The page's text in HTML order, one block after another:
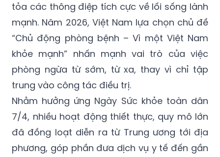
tỏa các thông điệp tích cực về lối sống lành
mạnh. Năm 2026, Việt Nam lựa chọn chủ đề
“Chủ động phòng bệnh – Vì một Việt Nam
khỏe mạnh” nhấn mạnh vai trò của việc
phòng ngừa từ sớm, từ xa, thay vì chỉ tập
trung vào công tác điều trị.
Nhằm hưởng ứng Ngày Sức khỏe toàn dân
7/4, nhiều hoạt động thiết thực, quy mô lớn
đã đồng loạt diễn ra từ Trung ương tới địa
phương, góp phần đưa dịch vụ y tế đến gần